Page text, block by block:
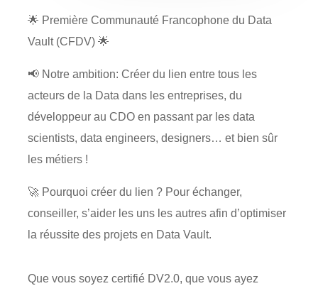
🌟 Première Communauté Francophone du Data
Vault (CFDV) 🌟
📢 Notre ambition: Créer du lien entre tous les
acteurs de la Data dans les entreprises, du
développeur au CDO en passant par les data
scientists, data engineers, designers… et bien sûr
les métiers !
🚀 Pourquoi créer du lien ? Pour échanger,
conseiller, s’aider les uns les autres afin d’optimiser
la réussite des projets en Data Vault.
Que vous soyez certifié DV2.0, que vous ayez